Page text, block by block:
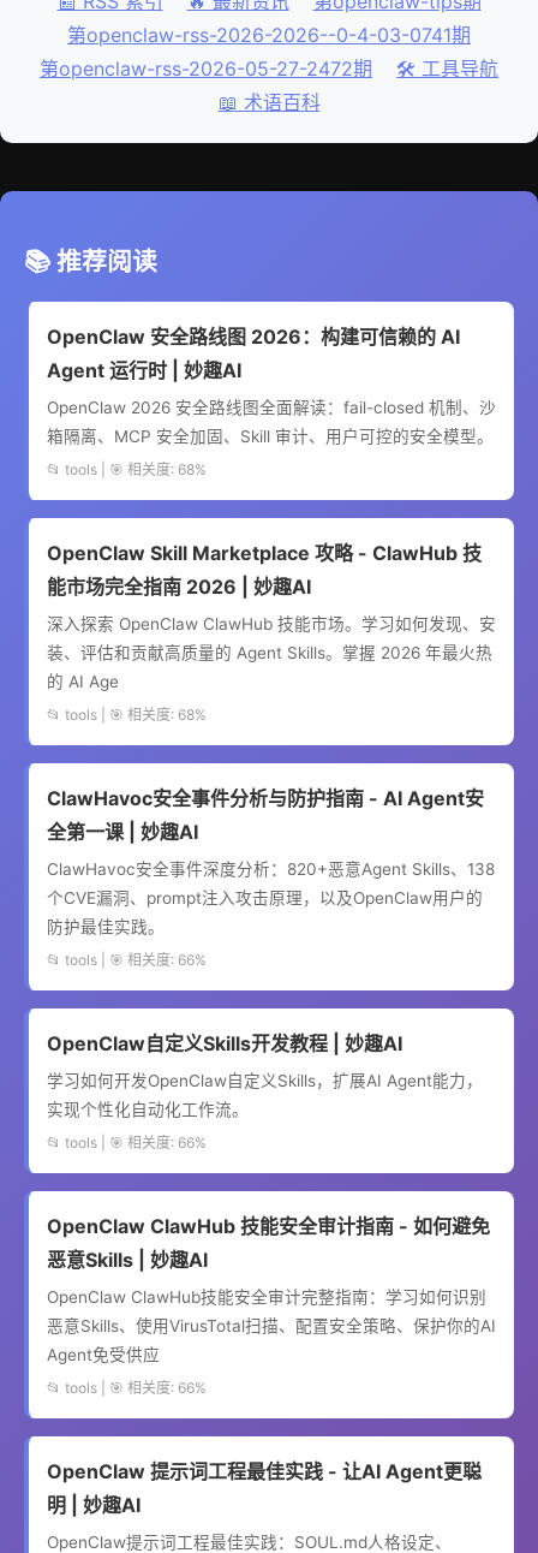
第openclaw-rss-2026-2026--0-4-03-0741期
第openclaw-rss-2026-05-27-2472期
🛠️ 工具导航
📖 术语百科
📚 推荐阅读
OpenClaw 安全路线图 2026：构建可信赖的 AI
Agent 运行时 | 妙趣AI
OpenClaw 2026 安全路线图全面解读：fail-closed 机制、沙
箱隔离、MCP 安全加固、Skill 审计、用户可控的安全模型。
📂 tools | 🎯 相关度: 68%
OpenClaw Skill Marketplace 攻略 - ClawHub 技
能市场完全指南 2026 | 妙趣AI
深入探索 OpenClaw ClawHub 技能市场。学习如何发现、安
装、评估和贡献高质量的 Agent Skills。掌握 2026 年最火热
的 AI Age
📂 tools | 🎯 相关度: 68%
ClawHavoc安全事件分析与防护指南 - AI Agent安
全第一课 | 妙趣AI
ClawHavoc安全事件深度分析：820+恶意Agent Skills、138
个CVE漏洞、prompt注入攻击原理，以及OpenClaw用户的
防护最佳实践。
📂 tools | 🎯 相关度: 66%
OpenClaw自定义Skills开发教程 | 妙趣AI
学习如何开发OpenClaw自定义Skills，扩展AI Agent能力，
实现个性化自动化工作流。
📂 tools | 🎯 相关度: 66%
OpenClaw ClawHub 技能安全审计指南 - 如何避免
恶意Skills | 妙趣AI
OpenClaw ClawHub技能安全审计完整指南：学习如何识别
恶意Skills、使用VirusTotal扫描、配置安全策略、保护你的AI
Agent免受供应
📂 tools | 🎯 相关度: 66%
OpenClaw 提示词工程最佳实践 - 让AI Agent更聪
明 | 妙趣AI
OpenClaw提示词工程最佳实践：SOUL.md人格设定、